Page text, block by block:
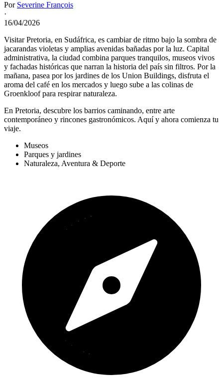
Por Severine François
·
16/04/2026
Visitar Pretoria, en Sudáfrica, es cambiar de ritmo bajo la sombra de
jacarandas violetas y amplias avenidas bañadas por la luz. Capital
administrativa, la ciudad combina parques tranquilos, museos vivos
y fachadas históricas que narran la historia del país sin filtros. Por la
mañana, pasea por los jardines de los Union Buildings, disfruta el
aroma del café en los mercados y luego sube a las colinas de
Groenkloof para respirar naturaleza.
En Pretoria, descubre los barrios caminando, entre arte
contemporáneo y rincones gastronómicos. Aquí y ahora comienza tu
viaje.
Museos
Parques y jardines
Naturaleza, Aventura & Deporte